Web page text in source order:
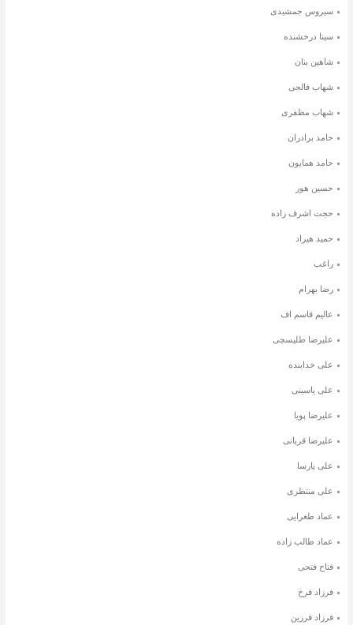
سیروس جمشیدی
سینا درخشنده
شاهین بنان
شهاب فالجی
شهاب مظفری
حامد برادران
حامد همایون
حسین هور
حجت اشرف زاده
حمید هیراد
راغب
رضا بهرام
عالیم قاسم اف
علیرضا طلیسچی
علی خدابنده
علی یاسینی
علیرضا پویا
علیرضا قربانی
علی پارسا
علی منتظری
عماد طغرایی
عماد طالب زاده
فتاح فتحی
فرزاد فرخ
فرزاد فرزین